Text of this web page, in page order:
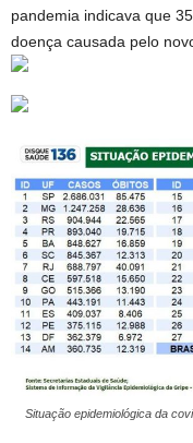
pandemia indicava que
doença causada pelo
Situação epidemiológica da